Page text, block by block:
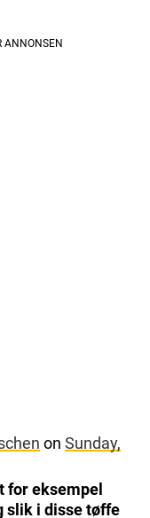
on Sunday,
for eksempel
slik i disse tøffe